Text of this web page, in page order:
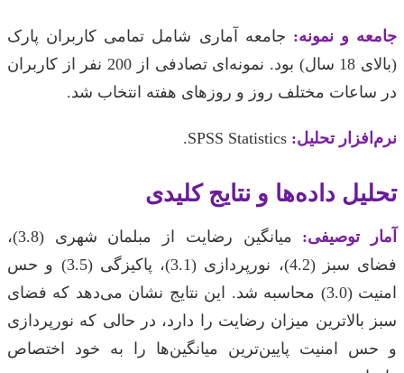
جامعه و نمونه: جامعه آماری شامل تمامی کاربران پارک
(بالای 18 سال) بود. نمونه‌ای تصادفی از 200 نفر از کاربران
در ساعات مختلف روز و روزهای هفته انتخاب شد.
نرم‌افزار تحلیل:
تحلیل داده‌ها و نتایج کلیدی
آمار توصیفی:
میانگین رضایت از مبلمان شهری (3.8)،
فضای سبز (4.2)، نورپردازی (3.1)، پاکیزگی (3.5) و حس
امنیت (3.0) محاسبه شد. این نتایج نشان می‌دهد که فضای
سبز بالاترین میزان رضایت را دارد، در حالی که نورپردازی
و حس امنیت پایین‌ترین میانگین‌ها را به خود اختصاص